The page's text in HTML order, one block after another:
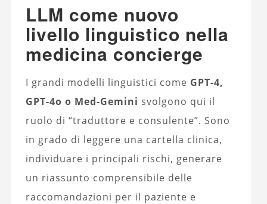
LLM come nuovo
livello linguistico nella
medicina concierge
I grandi modelli linguistici come GPT-4,
GPT-4o o Med-Gemini svolgono qui il
ruolo di “traduttore e consulente”. Sono
in grado di leggere una cartella clinica,
individuare i principali rischi, generare
un riassunto comprensibile delle
raccomandazioni per il paziente e